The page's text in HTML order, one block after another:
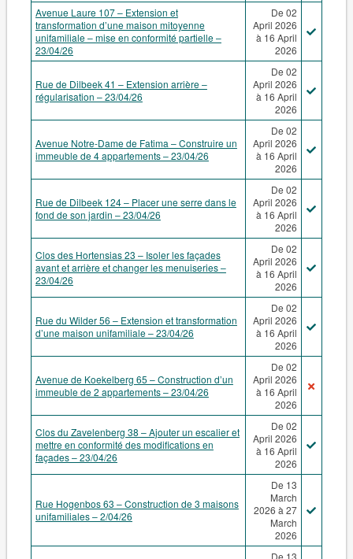
Avenue Laure 107 – Extension et
transformation d’une maison mitoyenne
unifamiliale – mise en conformité partielle –
23/04/26
De 02
April 2026
à 16 April
2026
Rue de Dilbeek 41 – Extension arrière –
régularisation – 23/04/26
De 02
April 2026
à 16 April
2026
Avenue Notre-Dame de Fatima – Construire un
immeuble de 4 appartements – 23/04/26
De 02
April 2026
à 16 April
2026
Rue de Dilbeek 124 – Placer une serre dans le
fond de son jardin – 23/04/26
De 02
April 2026
à 16 April
2026
Clos des Hortensias 23 – Isoler les façades
avant et arrière et changer les menuiseries –
23/04/26
De 02
April 2026
à 16 April
2026
Rue du Wilder 56 – Extension et transformation
d’une maison unifamiliale – 23/04/26
De 02
April 2026
à 16 April
2026
Avenue de Koekelberg 65 – Construction d’un
immeuble de 2 appartements – 23/04/26
De 02
April 2026
à 16 April
2026
Clos du Zavelenberg 38 – Ajouter un escalier et
mettre en conformité des modifications en
façades – 23/04/26
De 02
April 2026
à 16 April
2026
Rue Hogenbos 63 – Construction de 3 maisons
unifamiliales – 2/04/26
De 13
March
2026 à 27
March
2026
De 13